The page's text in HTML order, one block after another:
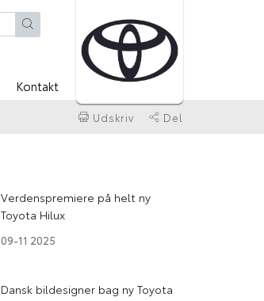
Kontakt
Udskriv Del
Verdenspremiere på helt ny
Toyota Hilux
09-11 2025
Dansk bildesigner bag ny Toyota